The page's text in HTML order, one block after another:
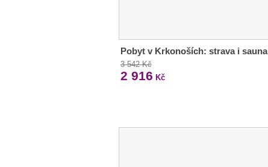
Pobyt v Krkonoších: strava i sauna
3 542 Kč
2 916 Kč